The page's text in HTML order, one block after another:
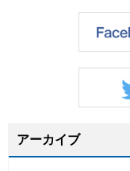
アーカイブ